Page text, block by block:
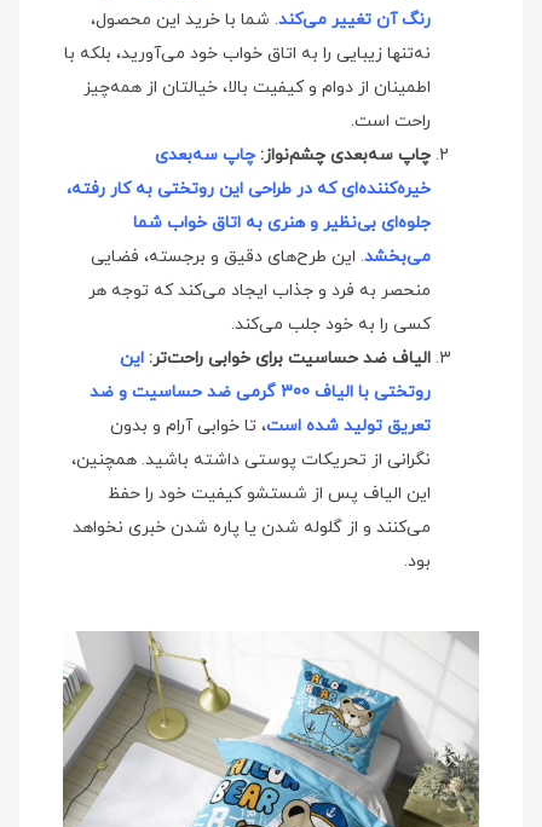
رنگ آن تغییر می‌کند. شما با خرید این محصول،
نه‌تنها زیبایی را به اتاق خواب خود می‌آورید، بلکه با
اطمینان از دوام و کیفیت بالا، خیالتان از همه‌چیز
راحت است.
چاپ سه‌بعدی چشم‌نواز: چاپ سه‌بعدی
خیره‌کننده‌ای که در طراحی این روتختی به کار رفته،
جلوه‌ای بی‌نظیر و هنری به اتاق خواب شما
می‌بخشد. این طرح‌های دقیق و برجسته، فضایی
منحصر به فرد و جذاب ایجاد می‌کند که توجه هر
کسی را به خود جلب می‌کند.
الیاف ضد حساسیت برای خوابی راحت‌تر: این
روتختی با الیاف 300 گرمی ضد حساسیت و ضد
تعریق تولید شده است، تا خوابی آرام و بدون
نگرانی از تحریکات پوستی داشته باشید. همچنین،
این الیاف پس از شستشو کیفیت خود را حفظ
می‌کنند و از گلوله شدن یا پاره شدن خبری نخواهد
بود.